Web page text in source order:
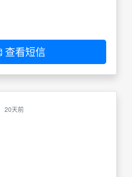
查看短信
20天前